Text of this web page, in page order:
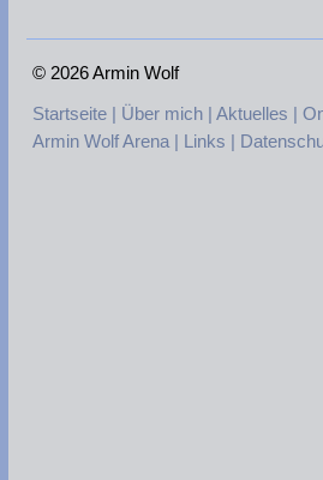
© 2026 Armin Wolf
Startseite | Über mich | Aktuelles |
Armin Wolf Arena | Links |